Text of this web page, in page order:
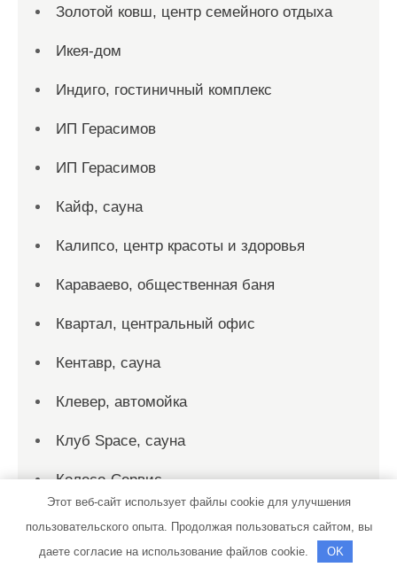
Золотой ковш, центр семейного отдыха
Икея-дом
Индиго, гостиничный комплекс
ИП Герасимов
ИП Герасимов
Кайф, сауна
Калипсо, центр красоты и здоровья
Караваево, общественная баня
Квартал, центральный офис
Кентавр, сауна
Клевер, автомойка
Клуб Space, сауна
Колесо-Сервис
Коммерсант, гостиничный комплекс
Конвенц, производственно-монтажная
Этот веб-сайт использует файлы cookie для улучшения
пользовательского опыта. Продолжая пользоваться сайтом, вы
даете согласие на использование файлов cookie.
OK